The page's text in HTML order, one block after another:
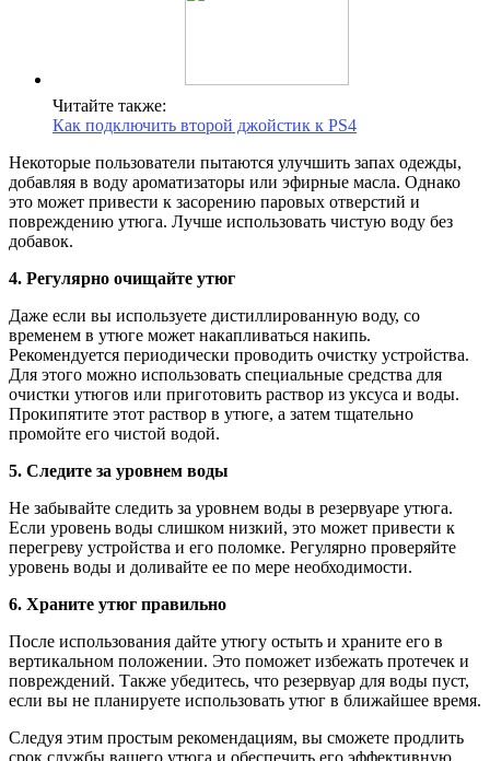
Читайте также:
Как подключить второй джойстик к PS4
Некоторые пользователи пытаются улучшить запах одежды,
добавляя в воду ароматизаторы или эфирные масла. Однако
это может привести к засорению паровых отверстий и
повреждению утюга. Лучше использовать чистую воду без
добавок.
4. Регулярно очищайте утюг
Даже если вы используете дистиллированную воду, со
временем в утюге может накапливаться накипь.
Рекомендуется периодически проводить очистку устройства.
Для этого можно использовать специальные средства для
очистки утюгов или приготовить раствор из уксуса и воды.
Прокипятите этот раствор в утюге, а затем тщательно
промойте его чистой водой.
5. Следите за уровнем воды
Не забывайте следить за уровнем воды в резервуаре утюга.
Если уровень воды слишком низкий, это может привести к
перегреву устройства и его поломке. Регулярно проверяйте
уровень воды и доливайте ее по мере необходимости.
6. Храните утюг правильно
После использования дайте утюгу остыть и храните его в
вертикальном положении. Это поможет избежать протечек и
повреждений. Также убедитесь, что резервуар для воды пуст,
если вы не планируете использовать утюг в ближайшее время.
Следуя этим простым рекомендациям, вы сможете продлить